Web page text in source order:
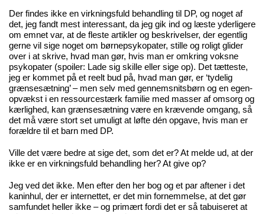
Der findes ikke en virkningsfuld behandling til DP, og noget af
det, jeg fandt mest interessant, da jeg gik ind og læste yderligere
om emnet var, at de fleste artikler og beskrivelser, der egentlig
gerne vil sige noget om børnepsykopater, stille og roligt glider
over i at skrive, hvad man gør, hvis man er omkring voksne
psykopater(spoiler: Lade sig skille eller sige op). Det tætteste,
jeg er kommet på et reelt bud på, hvad man gør, er ‘tydelig
grænsesætning’– men selv med gennemsnitsbørn og en egen-
opvækst i en ressourcestærk familie med masser af omsorg og
kærlighed, kan grænsesætning være en krævende omgang, så
det må være stort set umuligt at løfte dén opgave, hvis man er
forældre til et barn med DP.
Ville det være bedre at sige det, som det er? At melde ud, at der
ikke er en virkningsfuld behandling her? At give op?
Jeg ved det ikke. Men efter den her bog og et par aftener i det
kaninhul, der er internettet, er det min fornemmelse, at det gør
samfundet heller ikke – og primært fordi det er så tabuiseret at